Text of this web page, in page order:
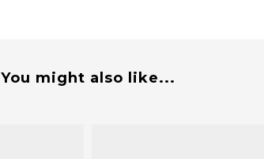
You might also like...